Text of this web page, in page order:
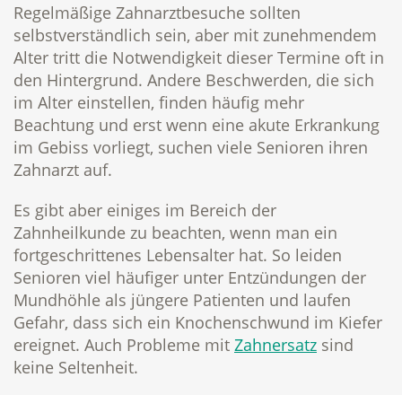
Regelmäßige Zahnarztbesuche sollten
selbstverständlich sein, aber mit zunehmendem
Alter tritt die Notwendigkeit dieser Termine oft in
den Hintergrund. Andere Beschwerden, die sich
im Alter einstellen, finden häufig mehr
Beachtung und erst wenn eine akute Erkrankung
im Gebiss vorliegt, suchen viele Senioren ihren
Zahnarzt auf.
Es gibt aber einiges im Bereich der
Zahnheilkunde zu beachten, wenn man ein
fortgeschrittenes Lebensalter hat. So leiden
Senioren viel häufiger unter Entzündungen der
Mundhöhle als jüngere Patienten und laufen
Gefahr, dass sich ein Knochenschwund im Kiefer
ereignet. Auch Probleme mit Zahnersatz sind
keine Seltenheit.